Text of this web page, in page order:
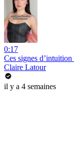
0:17
Ces signes
Claire Latour
il y a 4 semaines